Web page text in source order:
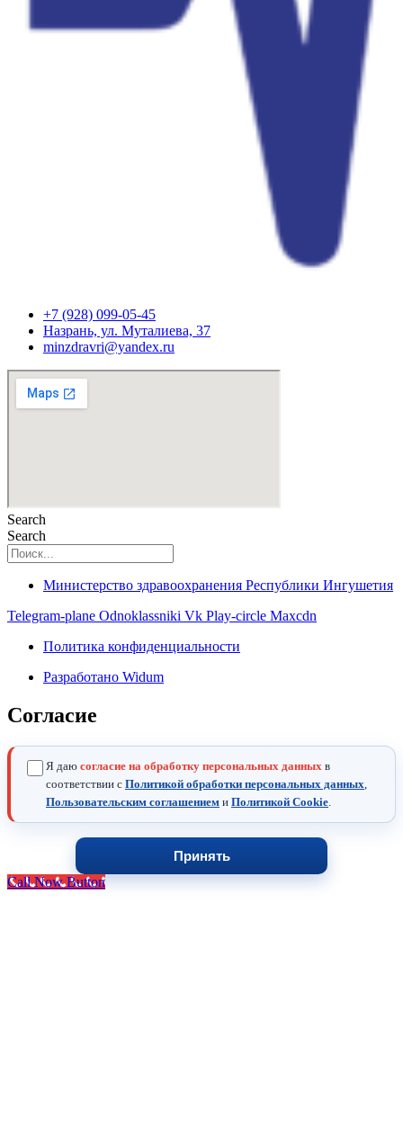
+7 (928) 099-05-45
Назрань, ул. Муталиева, 37
minzdravri@yandex.ru
Search
Search
Министерство здравоохранения Республики Ингушетия
Telegram-plane Odnoklassniki Vk Play-circle Maxcdn
Политика конфиденциальности
Разработано Widum
Согласие
Я даю согласие на обработку персональных данных в
соответствии с Политикой обработки персональных данных
Пользовательским соглашением и Политикой Cookie
Принять
Call Now Button